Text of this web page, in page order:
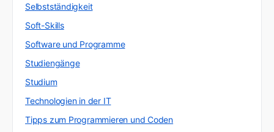
Selbstständigkeit
Soft-Skills
Software und Programme
Studiengänge
Studium
Technologien in der IT
Tipps zum Programmieren und Coden